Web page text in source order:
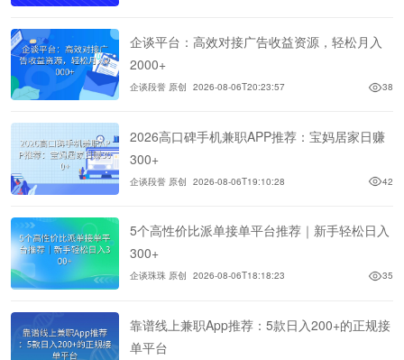
企谈平台：高效对接广告收益资源，轻松月入
2000+
企谈段誉 原创 2026-08-06T20:23:57 38
2026高口碑手机兼职APP推荐：宝妈居家日赚
300+
企谈段誉 原创 2026-08-06T19:10:28 42
5个高性价比派单接单平台推荐｜新手轻松日入
300+
企谈珠珠 原创 2026-08-06T18:18:23 35
靠谱线上兼职App推荐：5款日入200+的正规接
单平台